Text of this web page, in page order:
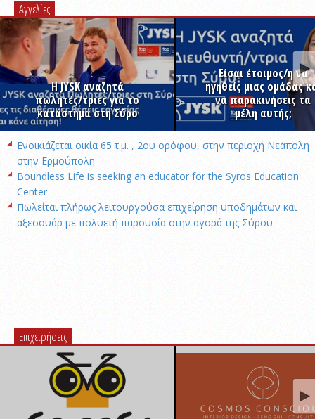
Αγγελίες
Η JYSK αναζητά
πωλητές/τριες για το
κατάστημα στη Σύρο
Είσαι έτοιμος/η να
ηγηθείς μιας ομάδας
να παρακινήσεις τα
μέλη αυτής;
Ενοικιάζεται οικία 65 τ.μ. , 2ου ορόφου, στην περιοχή Νεάπολη
στην Ερμούπολη
Boundless Life is seeking an educator for the Syros Education
Center
Πωλείται πλήρως λειτουργούσα επιχείρηση υποδημάτων και
αξεσουάρ με πολυετή παρουσία στην αγορά της Σύρου
Επιχειρήσεις